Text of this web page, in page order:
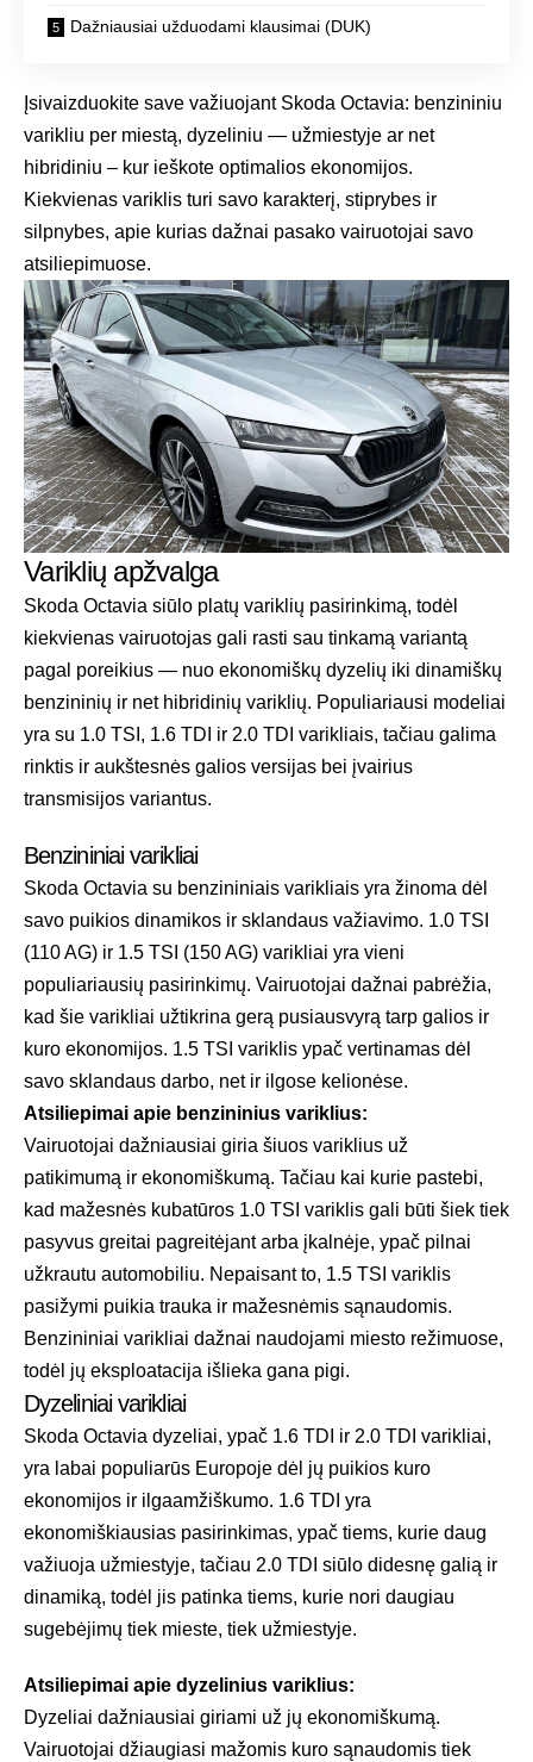
Dažniausiai užduodami klausimai (DUK)
Įsivaizduokite save važiuojant Skoda Octavia: benzininiu
varikliu per miestą, dyzeliniu — užmiestyje ar net
hibridiniu – kur ieškote optimalios ekonomijos.
Kiekvienas variklis turi savo karakterį, stiprybes ir
silpnybes, apie kurias dažnai pasako vairuotojai savo
atsiliepimuose.
Variklių apžvalga
Skoda Octavia siūlo platų variklių pasirinkimą, todėl
kiekvienas vairuotojas gali rasti sau tinkamą variantą
pagal poreikius — nuo ekonomiškų dyzelių iki dinamiškų
benzininių ir net hibridinių variklių. Populiariausi modeliai
yra su 1.0 TSI, 1.6 TDI ir 2.0 TDI varikliais, tačiau galima
rinktis ir aukštesnės galios versijas bei įvairius
transmisijos variantus.
Benzininiai varikliai
Skoda Octavia su benzininiais varikliais yra žinoma dėl
savo puikios dinamikos ir sklandaus važiavimo. 1.0 TSI
(110 AG) ir 1.5 TSI (150 AG) varikliai yra vieni
populiariausių pasirinkimų. Vairuotojai dažnai pabrėžia,
kad šie varikliai užtikrina gerą pusiausvyrą tarp galios ir
kuro ekonomijos. 1.5 TSI variklis ypač vertinamas dėl
savo sklandaus darbo, net ir ilgose kelionėse.
Atsiliepimai apie benzininius variklius:
Vairuotojai dažniausiai giria šiuos variklius už
patikimumą ir ekonomiškumą. Tačiau kai kurie pastebi,
kad mažesnės kubatūros 1.0 TSI variklis gali būti šiek tiek
pasyvus greitai pagreitėjant arba įkalnėje, ypač pilnai
užkrautu automobiliu. Nepaisant to, 1.5 TSI variklis
pasižymi puikia trauka ir mažesnėmis sąnaudomis.
Benzininiai varikliai dažnai naudojami miesto režimuose,
todėl jų eksploatacija išlieka gana pigi.
Dyzeliniai varikliai
Skoda Octavia dyzeliai, ypač 1.6 TDI ir 2.0 TDI varikliai,
yra labai populiarūs Europoje dėl jų puikios kuro
ekonomijos ir ilgaamžiškumo. 1.6 TDI yra
ekonomiškiausias pasirinkimas, ypač tiems, kurie daug
važiuoja užmiestyje, tačiau 2.0 TDI siūlo didesnę galią ir
dinamiką, todėl jis patinka tiems, kurie nori daugiau
sugebėjimų tiek mieste, tiek užmiestyje.
Atsiliepimai apie dyzelinius variklius:
Dyzeliai dažniausiai giriami už jų ekonomiškumą.
Vairuotojai džiaugiasi mažomis kuro sąnaudomis tiek